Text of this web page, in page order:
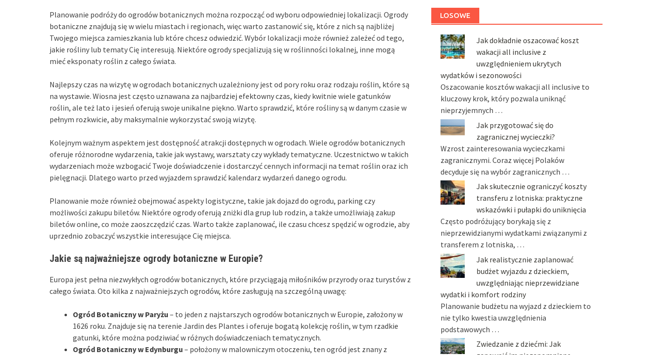
Planowanie podróży do ogrodów botanicznych można rozpocząć od wyboru odpowiedniej lokalizacji. Ogrody
botaniczne znajdują się w wielu miastach i regionach, więc warto zastanowić się, które z nich są najbliżej
Twojego miejsca zamieszkania lub które chcesz odwiedzić. Wybór lokalizacji może również zależeć od tego,
jakie rośliny lub tematy Cię interesują. Niektóre ogrody specjalizują się w roślinności lokalnej, inne mogą
mieć eksponaty roślin z całego świata.
Najlepszy czas na wizytę w ogrodach botanicznych uzależniony jest od pory roku oraz rodzaju roślin, które są
na wystawie. Wiosna jest często uznawana za najbardziej efektowny czas, kiedy kwitnie wiele gatunków
roślin, ale też lato i jesień oferują swoje unikalne piękno. Warto sprawdzić, które rośliny są w danym czasie w
pełnym rozkwicie, aby maksymalnie wykorzystać swoją wizytę.
Kolejnym ważnym aspektem jest dostępność atrakcji dostępnych w ogrodach. Wiele ogrodów botanicznych
oferuje różnorodne wydarzenia, takie jak wystawy, warsztaty czy wykłady tematyczne. Uczestnictwo w takich
wydarzeniach może wzbogacić Twoje doświadczenie i dostarczyć cennych informacji na temat roślin oraz ich
pielęgnacji. Dlatego warto przed wyjazdem sprawdzić kalendarz wydarzeń danego ogrodu.
Planowanie może również obejmować aspekty logistyczne, takie jak dojazd do ogrodu, parking czy
możliwości zakupu biletów. Niektóre ogrody oferują zniżki dla grup lub rodzin, a także umożliwiają zakup
biletów online, co może zaoszczędzić czas. Warto także zaplanować, ile czasu chcesz spędzić w ogrodzie, aby
uprzednio zobaczyć wszystkie interesujące Cię miejsca.
Jakie są najważniejsze ogrody botaniczne w Europie?
Europa jest pełna niezwykłych ogrodów botanicznych, które przyciągają miłośników przyrody oraz turystów z
całego świata. Oto kilka z najważniejszych ogrodów, które zasługują na szczególną uwagę:
Ogród Botaniczny w Paryżu – to jeden z najstarszych ogrodów botanicznych w Europie, założony w
1626 roku. Znajduje się na terenie Jardin des Plantes i oferuje bogatą kolekcję roślin, w tym rzadkie
gatunki, które można podziwiać w różnych doświadczeniach tematycznych.
Ogród Botaniczny w Edynburgu – położony w malowniczym otoczeniu, ten ogród jest znany z
LOSOWE
Jak dokładnie oszacować koszt
wakacji all inclusive z
uwzględnieniem ukrytych
wydatków i sezonowości
Oszacowanie kosztów wakacji all inclusive to
kluczowy krok, który pozwala uniknąć
nieprzyjemnych …
Jak przygotować się do
zagranicznej wycieczki?
Wzrost zainteresowania wycieczkami
zagranicznymi. Coraz więcej Polaków
decyduje się na wybór zagranicznych …
Jak skutecznie ograniczyć koszty
transferu z lotniska: praktyczne
wskazówki i pułapki do uniknięcia
Często podróżujący borykają się z
nieprzewidzianymi wydatkami związanymi z
transferem z lotniska, …
Jak realistycznie zaplanować
budżet wyjazdu z dzieckiem,
uwzględniając nieprzewidziane
wydatki i komfort rodziny
Planowanie budżetu na wyjazd z dzieckiem to
nie tylko kwestia uwzględnienia
podstawowych …
Zwiedzanie z dziećmi: Jak